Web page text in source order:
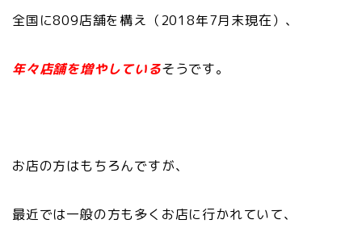
全国に809店舗を構え（2018年7月末現在）、
年々店舗を増やしているそうです。
お店の方はもちろんですが、
最近では一般の方も多くお店に行かれていて、